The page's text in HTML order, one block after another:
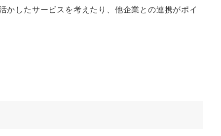
したサービスを考えたり、他企業との連携がポイ